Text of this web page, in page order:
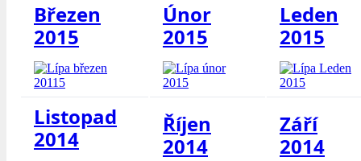
Březen
2015
Únor
2015
Leden
2015
Listopad
2014
Říjen
2014
Září
2014